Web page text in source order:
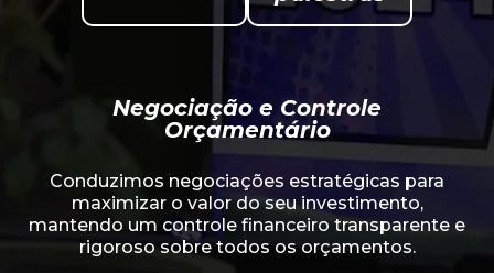
Negociação e Controle
Orçamentário
Conduzimos negociações estratégicas para
maximizar o valor do seu investimento,
mantendo um controle financeiro transparente e
rigoroso sobre todos os orçamentos.